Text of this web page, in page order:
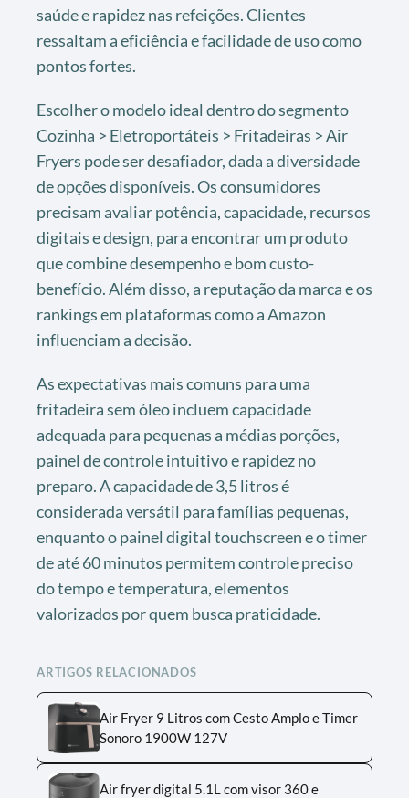
saúde e rapidez nas refeições. Clientes
ressaltam a eficiência e facilidade de uso como
pontos fortes.
Escolher o modelo ideal dentro do segmento
Cozinha > Eletroportáteis > Fritadeiras > Air
Fryers pode ser desafiador, dada a diversidade
de opções disponíveis. Os consumidores
precisam avaliar potência, capacidade, recursos
digitais e design, para encontrar um produto
que combine desempenho e bom custo-
benefício. Além disso, a reputação da marca e os
rankings em plataformas como a Amazon
influenciam a decisão.
As expectativas mais comuns para uma
fritadeira sem óleo incluem capacidade
adequada para pequenas a médias porções,
painel de controle intuitivo e rapidez no
preparo. A capacidade de 3,5 litros é
considerada versátil para famílias pequenas,
enquanto o painel digital touchscreen e o timer
de até 60 minutos permitem controle preciso
do tempo e temperatura, elementos
valorizados por quem busca praticidade.
ARTIGOS RELACIONADOS
Air Fryer 9 Litros com Cesto Amplo e Timer
Sonoro 1900W 127V
Air fryer digital 5.1L com visor 360 e